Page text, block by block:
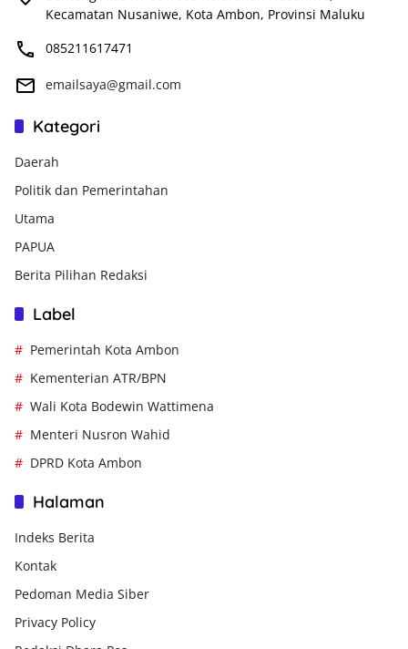
Kecamatan Nusaniwe, Kota Ambon, Provinsi Maluku
085211617471
emailsaya@gmail.com
Kategori
Daerah
Politik dan Pemerintahan
Utama
PAPUA
Berita Pilihan Redaksi
Label
Pemerintah Kota Ambon
Kementerian ATR/BPN
Wali Kota Bodewin Wattimena
Menteri Nusron Wahid
DPRD Kota Ambon
Halaman
Indeks Berita
Kontak
Pedoman Media Siber
Privacy Policy